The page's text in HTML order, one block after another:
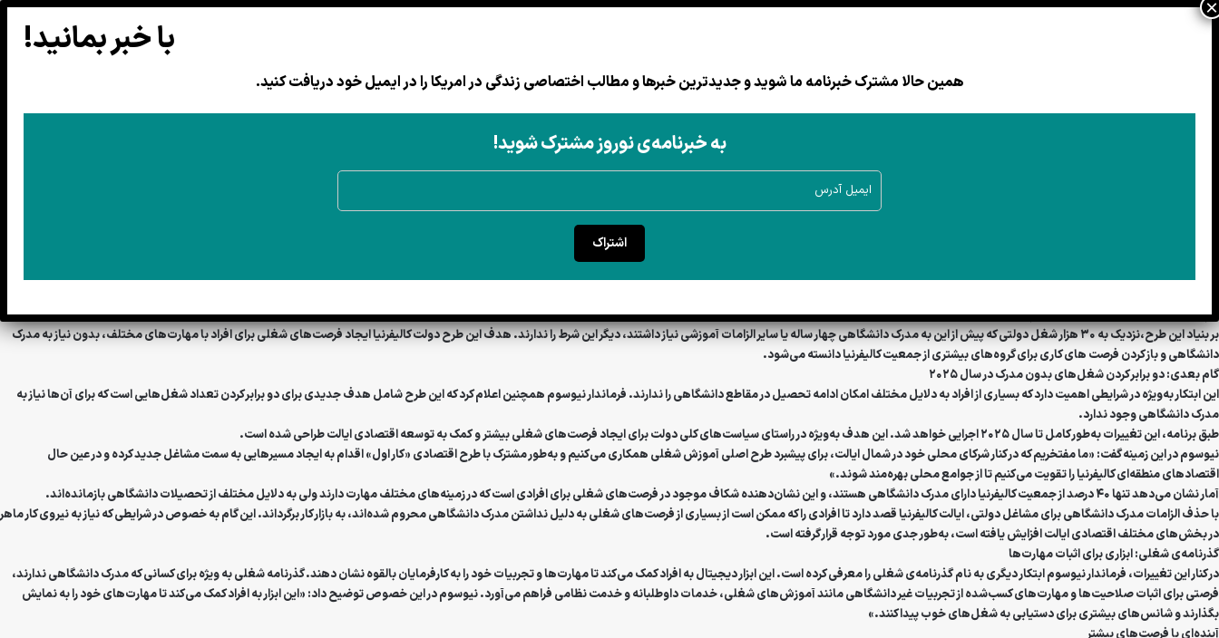
ایالت کالیفرنیا برای نزدیک به ۳۰ هزار شغل دولتی، الزامات مدرک دانشگاهی را حذف کرد. فرماندار کالیفرنیا، مدرن‌سازی دولت ایالتی، ایجاد فرصت‌های شغلی،بهبود فرآیند استخدام و کاهش
فرماندار نیوسوم هدف این اقدام را باز کردن درهای فرصت‌های شغلی برای کالیفرنیایی‌ها به‌ویژه کسانی که مدرک دانشگاهی ندارند، اعلام کرده است.
خبرنامه نوروز
عضویت
آنچه که برای دستیابی به شغلی خوب و پایدار نیاز دارد، داشته باشد.»
بر بنیاد این طرح،نزدیک به ۳۰ هزار شغل دولتی که پیش از این به مدرک دانشگاهی چهار ساله یا سایر الزامات آموزشی نیاز داشتند، دیگر این شرط را ندارند. هدف این طرح دولت کالیفرنیا ایجاد فرصت‌های شغلی برای افراد با مهارت‌های مختلف، بدون نیاز به مدرک
دانشگاهی و باز کردن فرصت های کاری برای گروه‌های بیشتری از جمعیت کالیفرنیا دانسته می‌شود.
گام بعدی: دو برابر کردن شغل‌های بدون مدرک در سال۲۰۲۵
این ابتکار به‌ویژه در شرایطی اهمیت دارد که بسیاری از افراد به دلایل مختلف امکان ادامه تحصیل در مقاطع دانشگاهی را ندارند. فرماندار نیوسوم همچنین اعلام کرد که این طرح شامل هدف جدیدی برای دو برابر کردن تعداد شغل‌هایی است که برای آن‌ها نیاز به
مدرک دانشگاهی وجود ندارد.
طبق برنامه، این تغییرات به‌طور کامل تا سال ۲۰۲۵ اجرایی خواهد شد. این هدف به‌ویژه در راستای سیاست‌های کلی دولت برای
ایجاد فرصت‌های شغلی بیشتروکمک به توسعه اقتصادی ایالتطراحی شده است.
نیوسوم در این زمینه گفت: «ما مفتخریم که در کنار شرکای محلی خود در شمال ایالت، برای پیشبرد طرح اصلی آموزش شغلی همکاری می‌کنیم و به‌طور مشترک با طرح اقتصادی «کار اول» اقدام به ایجاد مسیرهایی به سمت مشاغل جدید کرده و در عین حال
اقتصادهای منطقه‌ای کالیفرنیا را تقویت می‌کنیم تا از جوامع محلی بهره‌مند شوند.»
آمار نشان می‌دهد تنها ۴۰ درصد از جمعیت کالیفرنیا دارای مدرک دانشگاهی هستند، و این نشان‌دهنده شکاف موجود در فرصت‌های شغلی برای افرادی است که در زمینه‌های مختلف مهارت دارند ولی به دلایل مختلف از تحصیلات دانشگاهی بازمانده‌اند.
با حذف الزامات مدرک دانشگاهی برای مشاغل دولتی، ایالت کالیفرنیا قصد دارد تا افرادی را که ممکن است از بسیاری از فرصت‌های شغلی به دلیل نداشتن مدرک دانشگاهی محروم شده‌اند، به بازار کار برگرداند. این گام به خصوص در شرایطی که نیاز به نیروی کار ماهر
در بخش‌های مختلف اقتصادی ایالت افزایش یافته است، به‌طور جدی مورد توجه قرار گرفته است.
گذرنامه‌ی شغلی: ابزاری برای اثبات مهارت‌ها
در کنار این تغییرات، فرماندار نیوسوم ابتکار دیگری به نامگذرنامه‌ی شغلیرا معرفی کرده است. این ابزار دیجیتال به افراد کمک می‌کند تا مهارت‌ها و تجربیات خود را به کارفرمایان بالقوه نشان دهند. گذرنامه شغلی به ویژه برای کسانی که مدرک دانشگاهی ندارند،
فرصتی برای اثبات صلاحیت‌ها و مهارت‌های کسب‌شده از تجربیات غیر دانشگاهی مانند آموزش‌های شغلی، خدمات داوطلبانه و خدمت نظامی فراهم می‌آورد. نیوسوم در این خصوص توضیح داد: «این ابزار به افراد کمک می‌کند تا مهارت‌های خود را به نمایش
بگذارند و شانس‌های بیشتری برای دستیابی به شغل‌های خوب پیدا کنند.»
آینده‌ای با فرصت‌های بیشتر
همین حالا مشترک خبرنامه ما شوید و جدیدترین خبرها و مطالب اختصاصی زندگی در امریکا را در ایمیل خود دریافت کنید.
به خبرنامه‌ی نوروز مشترک شوید!
اشتراک